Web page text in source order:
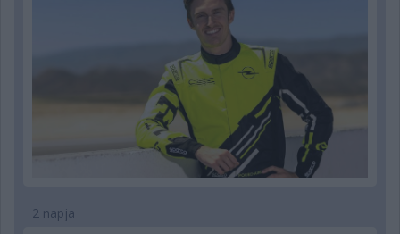
2 napja